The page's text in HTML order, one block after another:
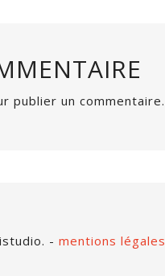
publier un commentaire.
- mentions légales